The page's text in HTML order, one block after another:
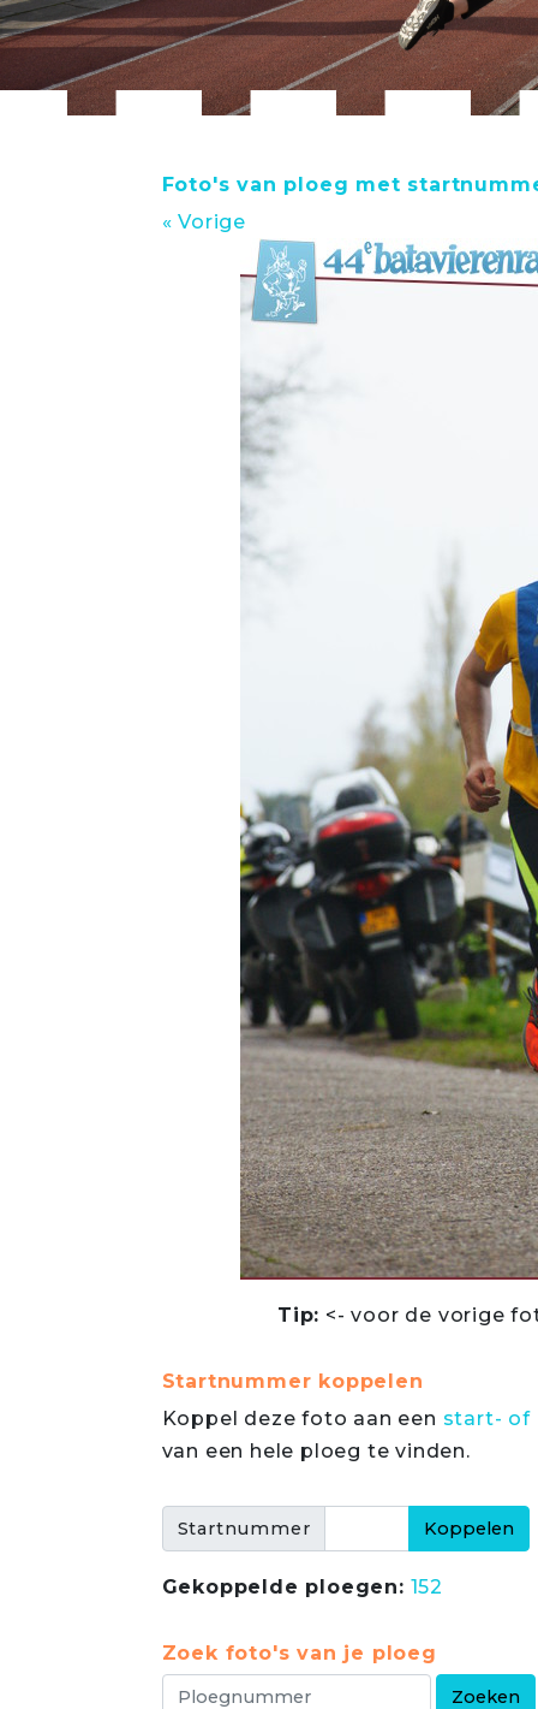
Foto's van ploeg met
« Vorige
Tip: <- voor de vorige
Startnummer koppelen
Koppel deze foto aan een start- of
van een hele ploeg te vinden.
Startnummer
Gekoppelde ploegen: 152
Zoek foto's van je ploeg